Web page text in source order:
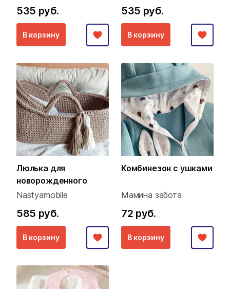
535 руб.
В корзину
535 руб.
В корзину
Люлька для
новорожденного
Nastyamobile
585 руб.
В корзину
Комбинезон с ушками
Мамина забота
72 руб.
В корзину